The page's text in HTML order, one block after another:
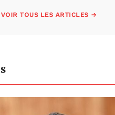
VOIR TOUS LES ARTICLES →